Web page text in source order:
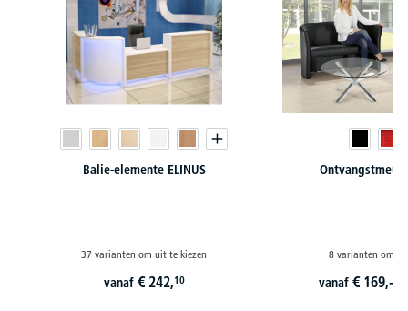
Balie-elemente ELINUS
37 varianten om uit te kiezen
vanaf € 242,10
8 varianten om
vanaf € 169,-